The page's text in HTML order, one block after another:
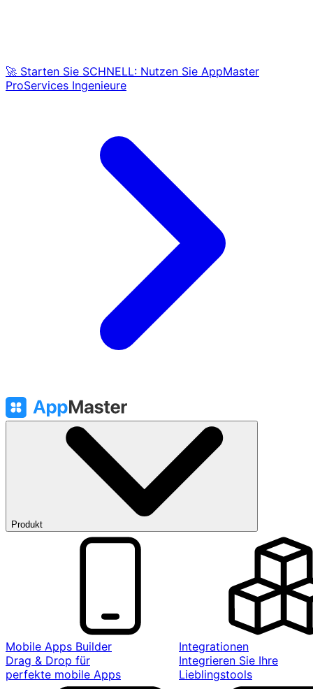
🚀 Starten Sie SCHNELL: Nutzen Sie AppMaster
ProServices Ingenieure
Produkt
Mobile Apps Builder
Drag & Drop für
perfekte mobile Apps
Integrationen
Integrieren Sie Ihre
Lieblingstools